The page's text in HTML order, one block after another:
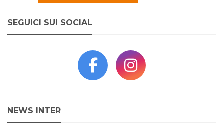
SEGUICI SUI SOCIAL
NEWS INTER